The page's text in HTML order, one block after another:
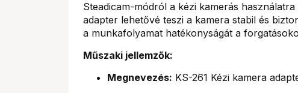
Steadicam-módról a kézi kamerás
adapter lehetővé teszi a kamera stabil és
a munkafolyamat hatékonyságát a
Műszaki jellemzők:
Megnevezés: KS-261 Kézi kamera